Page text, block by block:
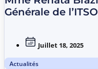
Générale de l’ITSO
Juillet 18, 2025
Actualités